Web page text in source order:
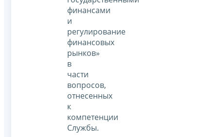
финансами
и
регулирование
финансовых
рынков»
в
части
вопросов,
отнесенных
к
компетенции
Службы.